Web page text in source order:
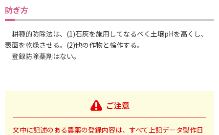
防ぎ方
耕種的防除法は、(1)石灰を施用してなるべく土壌pHを高くし、
表面を乾燥させる。(2)他の作物と輪作する。
登録防除薬剤はない。
ご注意
文中に記述のある農薬の登録内容は、すべて上記データ製作日